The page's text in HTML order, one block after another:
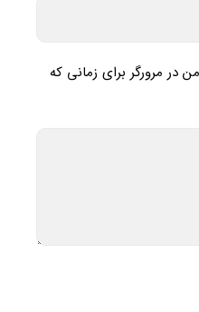
در مرورگر برای زمانی که